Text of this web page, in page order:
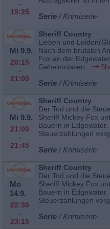
-
19:25
Serie / Krimiserie
Mi 9.9.
20:15
-
21:00
Sheriff Country
Lieben und
Nach dem brutalen
Fox an der
Geheimnissen...
Serie / Krimiserie
Mi 9.9.
21:00
-
21:45
Sheriff Country
Der Tod und die
Sheriff Mickey Fox
Bauern in
Steuerzahlungen
Serie / Krimiserie
Mo
14.9.
22:30
-
23:15
Sheriff Country
Der Tod und die
Sheriff Mickey Fox
Bauern in
Steuerzahlungen
Serie / Krimiserie